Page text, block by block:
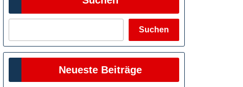
Suchen
Neueste Beiträge